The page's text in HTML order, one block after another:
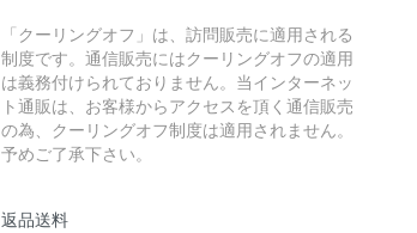
「クーリングオフ」は、訪問販売に適用される
制度です。通信販売にはクーリングオフの適用
は義務付けられておりません。当インターネッ
ト通販は、お客様からアクセスを頂く通信販売
の為、クーリングオフ制度は適用されません。
予めご了承下さい。
返品送料